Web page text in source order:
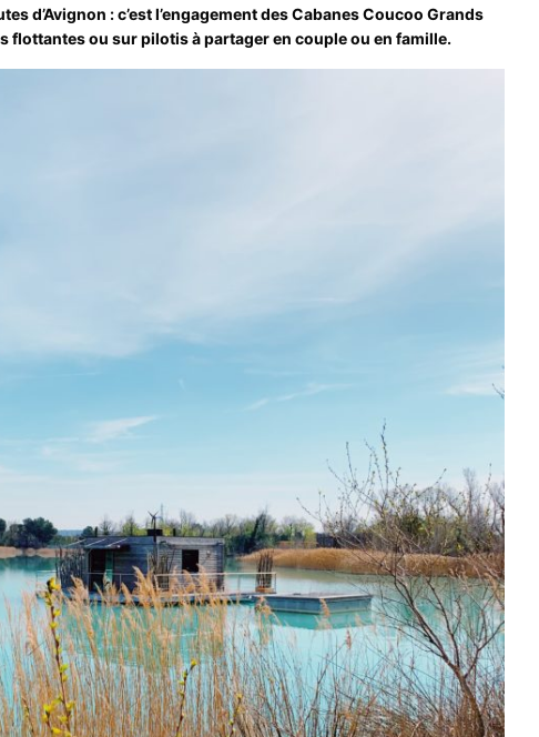
d’Avignon : c’est l’engagement des Cabanes Coucoo Grands
flottantes ou sur pilotis à partager en couple ou en famille.